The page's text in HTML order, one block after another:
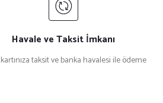
Havale ve Taksit İmkanı
taksit ve banka havalesi ile ödeme